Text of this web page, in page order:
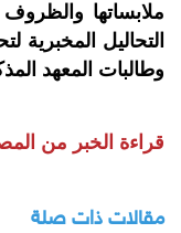
ملابساتها
التحاليل
وطالبات المعهد
قراءة الخبر من
مقالات ذات صلة